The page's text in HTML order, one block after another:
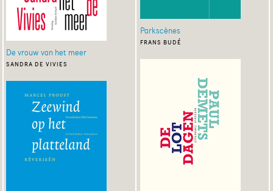
De vrouw van het meer
sandra de vivies
Parkscènes
frans budé